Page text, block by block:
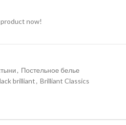
now!
, Постельное белье
brilliant, Brilliant Classics